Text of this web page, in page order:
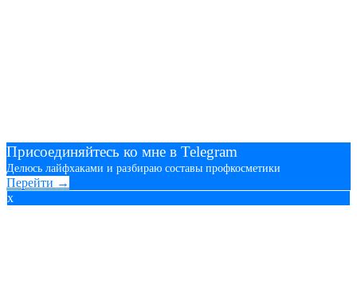
Присоединяйтесь ко мне в Telegram
Делюсь лайфхаками и разбираю составы профкосметики
Перейти →
x